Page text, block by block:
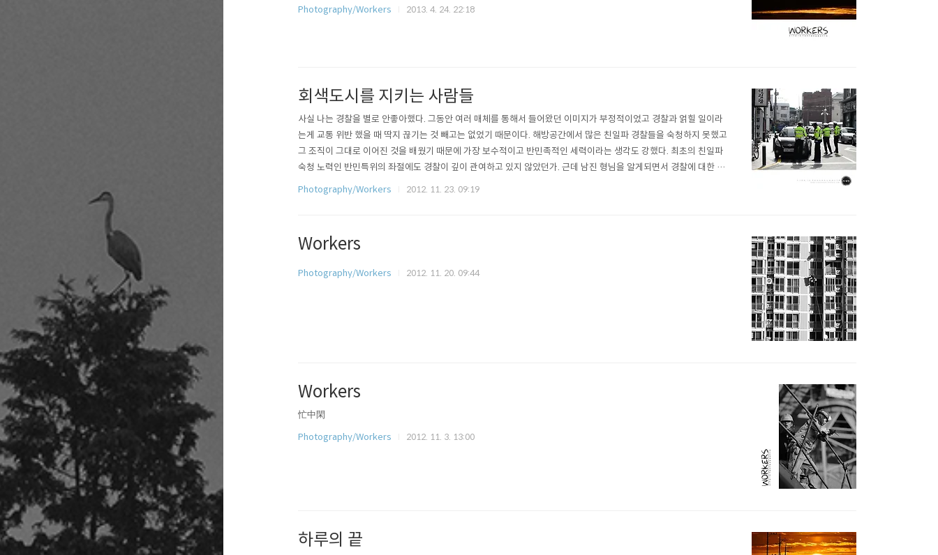
Photography/Workers
2013. 4. 24. 22:18
회색도시를 지키는 사람들
사실 나는 경찰을 별로 안좋아했다. 그동안 여러 매체를 통해서 들어왔던 이미지가 부정적이었고 경찰과 얽힐 일이라
는게 교통 위반 했을 때 딱지 끊기는 것 빼고는 없었기 때문이다. 해방공간에서 많은 친일파 경찰들을 숙청하지 못했고
그 조직이 그대로 이어진 것을 배웠기 때문에 가장 보수적이고 반민족적인 세력이라는 생각도 강했다. 최초의 친일파
숙청 노력인 반민특위의 좌절에도 경찰이 깊이 관여하고 있지 않았던가. 근데 남진 형님을 알게되면서 경찰에 대한 이
미지가 참 많이 달라졌다. 이렇게 좋은 사람이 경찰을 하고 있구나. 이후 한명 한명의 경찰이 한명 한명의 사람으로 보
Photography/Workers 2012. 11. 23. 09:19
Workers
Photography/Workers 2012. 11. 20. 09:44
Workers
忙中閑
Photography/Workers
2012. 11. 3. 13:00
하루의 끝